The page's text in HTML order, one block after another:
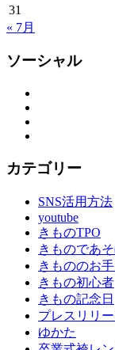
31
« 7月
ソーシャル
カテゴリー
SNS活用方法
youtube
きものTPO
きものであ
きもののお
きもの初心者
きもの記念日
プレスリリ
ゆかた